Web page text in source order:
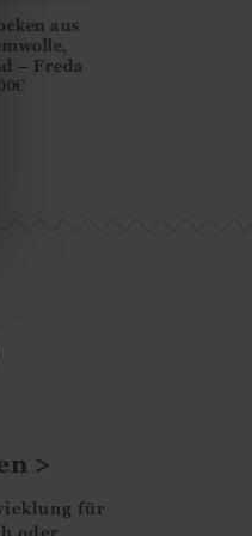
aus
– Freda
€
für
oder